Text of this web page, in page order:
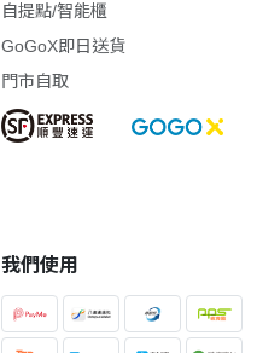
自提點/智能櫃
GoGoX即日送貨
門市自取
我們使用